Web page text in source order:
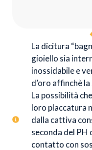
La dicitura
gioiello sia
inossidabile e
d’oro affinchè
La possibilità
loro placcatura
dalla cattiva
seconda del PH
contatto con